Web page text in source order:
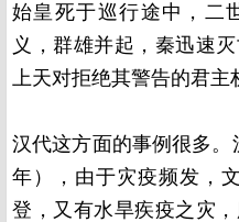
始皇死于巡行途中，二
义，群雄并起，秦迅速
上天对拒绝其警告的君
汉代这方面的事例很多。
年），由于灾疫频发，
登，又有水旱疾疫之灾